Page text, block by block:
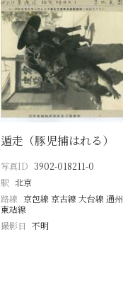
遁走（豚児捕はれる）
写真ID 3902-018211-0
駅 北京
路線 京包線 京古線 大台線 通州
東站線
撮影日 不明